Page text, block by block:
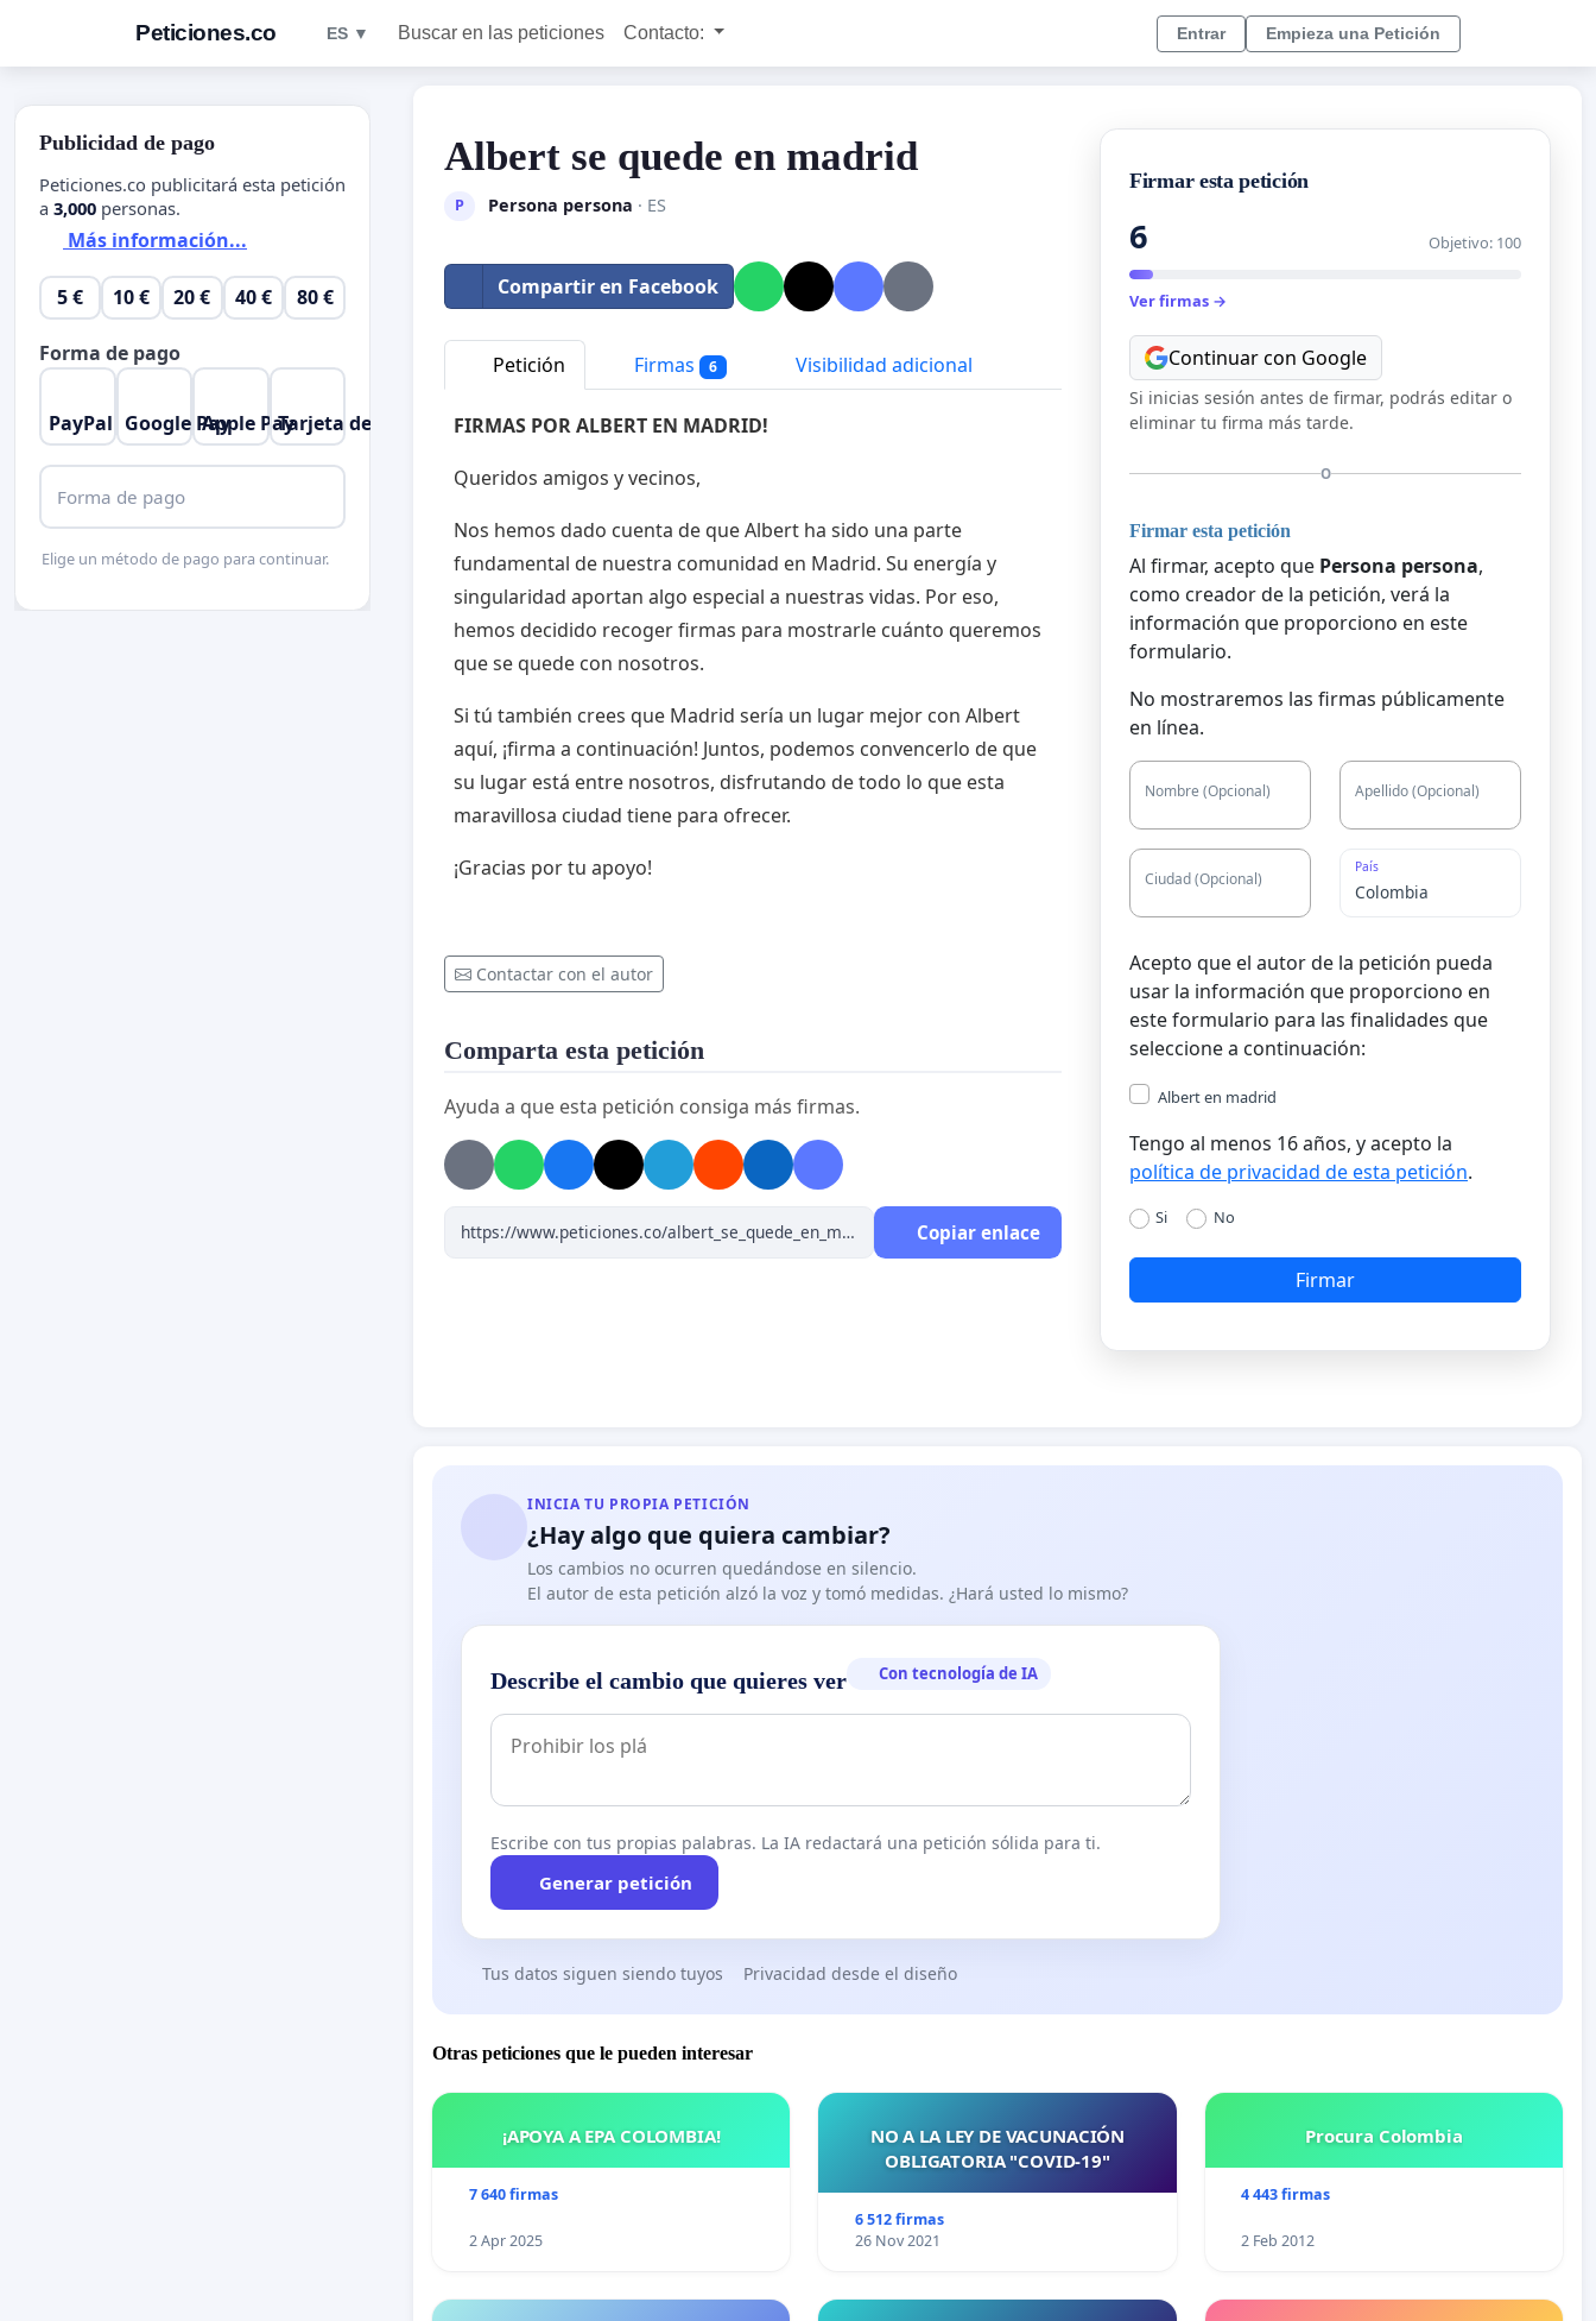
Peticiones.co ES ▼ Buscar en las peticiones Contacto: Entrar Empieza una Petición
Albert se quede en madrid
P Persona persona · ES
Compartir en Facebook
Petición Firmas 6 Visibilidad adicional
FIRMAS POR ALBERT EN MADRID!
Queridos amigos y vecinos,
Nos hemos dado cuenta de que Albert ha sido una parte
fundamental de nuestra comunidad en Madrid. Su energía y
singularidad aportan algo especial a nuestras vidas. Por eso,
hemos decidido recoger firmas para mostrarle cuánto queremos
que se quede con nosotros.
Si tú también crees que Madrid sería un lugar mejor con Albert
aquí, ¡firma a continuación! Juntos, podemos convencerlo de que
su lugar está entre nosotros, disfrutando de todo lo que esta
maravillosa ciudad tiene para ofrecer.
¡Gracias por tu apoyo!
Contactar con el autor
Comparta esta petición
Ayuda a que esta petición consiga más firmas.
Copiar enlace
Firmar esta petición
6 Objetivo: 100
Ver firmas →
Continuar con Google
Si inicias sesión antes de firmar, podrás editar o
eliminar tu firma más tarde.
O
Firmar esta petición
Al firmar, acepto que Persona persona,
como creador de la petición, verá la
información que proporciono en este
formulario.
No mostraremos las firmas públicamente
en línea.
Nombre (Opcional) Apellido (Opcional)
Ciudad (Opcional)
País
Acepto que el autor de la petición pueda
usar la información que proporciono en
este formulario para las finalidades que
seleccione a continuación:
Albert en madrid
Tengo al menos 16 años, y acepto la
política de privacidad de esta petición.
Si No
Firmar
INICIA TU PROPIA PETICIÓN
¿Hay algo que quiera cambiar?
Los cambios no ocurren quedándose en silencio.
El autor de esta petición alzó la voz y tomó medidas. ¿Hará usted lo mismo?
Describe el cambio que quieres ver Con tecnología de IA
Escribe con tus propias palabras. La IA redactará una petición sólida para ti.
Generar petición
Tus datos siguen siendo tuyos Privacidad desde el diseño
Otras peticiones que le pueden interesar
¡APOYA A EPA COLOMBIA!
7 640 firmas
2 Apr 2025
NO A LA LEY DE VACUNACIÓN
OBLIGATORIA "COVID-19"
6 512 firmas
26 Nov 2021
Procura Colombia
4 443 firmas
2 Feb 2012
Publicidad de pago
Peticiones.co publicitará esta petición
a 3,000 personas.
Más información...
5 € 10 € 20 € 40 € 80 €
Forma de pago
PayPal Google PayApple PayTarjeta de crédito
Forma de pago
Elige un método de pago para continuar.